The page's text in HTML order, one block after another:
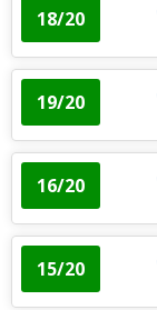
18/20
19/20
16/20
15/20